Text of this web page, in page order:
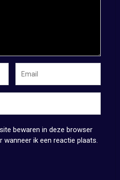
bewaren in deze browser
wanneer ik een reactie plaats.